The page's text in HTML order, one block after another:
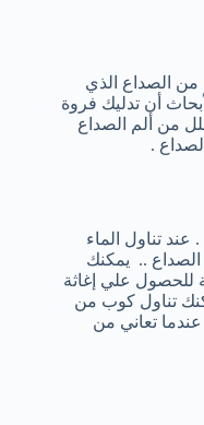
من الصداع الذي
أن تدليك فروة
من ألم الصداع
.
تناول الماء
الصداع .. يمكنك
للحصول علي إغاثة
تناول كوب من
عندما تعاني من